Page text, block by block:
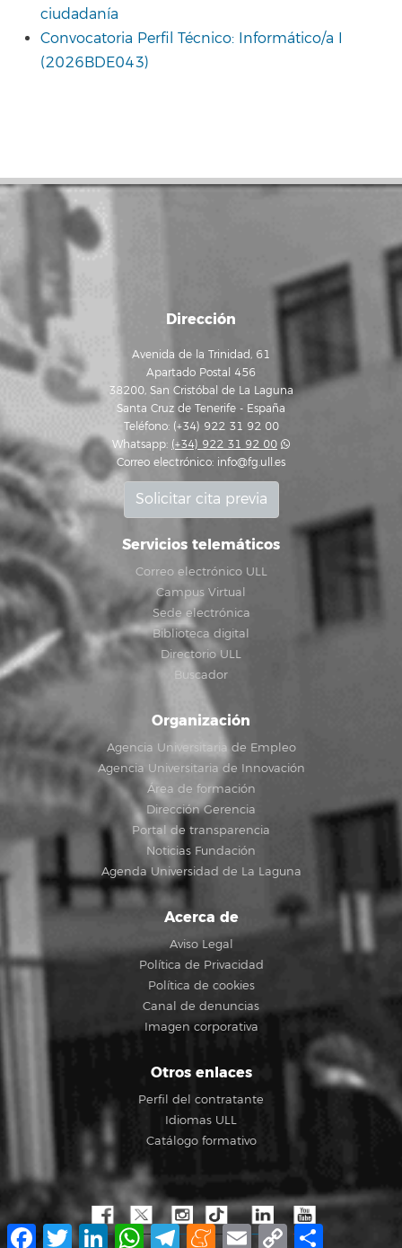
ciudadanía
Convocatoria Perfil Técnico: Informático/a I
(2026BDE043)
Dirección
Avenida de la Trinidad, 61
Apartado Postal 456
38200, San Cristóbal de La Laguna
Santa Cruz de Tenerife - España
Teléfono: (+34) 922 31 92 00
Whatsapp: (+34) 922 31 92 00
Correo electrónico: info@fg.ull.es
Solicitar cita previa
Servicios telemáticos
Correo electrónico ULL
Campus Virtual
Sede electrónica
Biblioteca digital
Directorio ULL
Buscador
Organización
Agencia Universitaria de Empleo
Agencia Universitaria de Innovación
Área de formación
Dirección Gerencia
Portal de transparencia
Noticias Fundación
Agenda Universidad de La Laguna
Acerca de
Aviso Legal
Política de Privacidad
Política de cookies
Canal de denuncias
Imagen corporativa
Otros enlaces
Perfil del contratante
Idiomas ULL
Catálogo formativo
Facebook
TwitterLinkedInWhatsApp
TelegramMeneame
Email Copy